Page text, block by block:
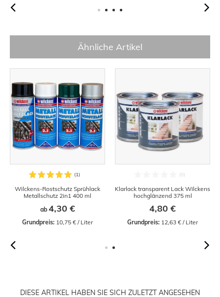
Ähnliche Artikel
Wilckens-Rostschutz Sprühlack
Metallschutz 2in1 400 ml
ab 4,30 €
Grundpreis: 10,75 € / Liter
Klarlack transparent Lack Wilckens
hochglänzend 375 ml
4,80 €
Grundpreis: 12,63 € / Liter
DIESE ARTIKEL HABEN SIE SICH ZULETZT ANGESEHEN